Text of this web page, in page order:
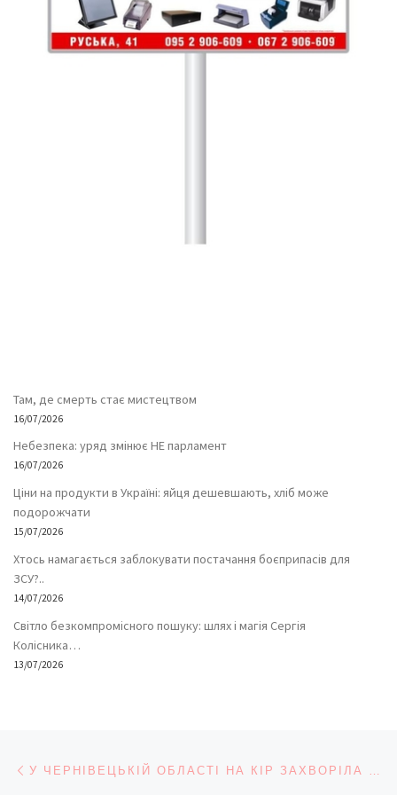
Там, де смерть стає мистецтвом
16/07/2026
Небезпека: уряд змінює НЕ парламент
16/07/2026
Ціни на продукти в Україні: яйця дешевшають, хліб може
подорожчати
15/07/2026
Хтось намагається заблокувати постачання боєприпасів для
ЗСУ?..
14/07/2026
Світло безкомпромісного пошуку: шлях і магія Сергія
Колісника…
13/07/2026
Навігація записів